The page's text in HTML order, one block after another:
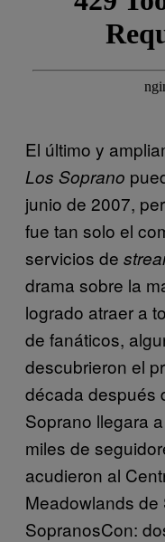
El último y
Los Soprano
junio de 2007,
fue tan solo el
servicios de
drama sobre la
logrado atraer a
de fanáticos,
descubrieron el
década después
Soprano llegara
miles de
acudieron al
Meadowlands
SopranosCon: